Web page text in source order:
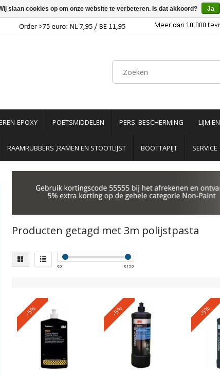
EPOXY POETSMIDDELEN PERS. BESCHERMING LIJM
RAAMRUBBERS ,RAMEN EN STOOTLIJST BOOTTAPIJT SERVICE
Producten getagd met 3m polijstpasta
€0 €150
-5% -5% -5%
slaan cookies op om onze website te verbeteren. Is dat akkoord? Ja